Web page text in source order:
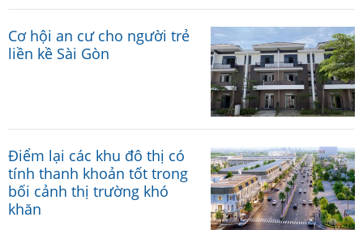
Cơ hội an cư cho người trẻ
liền kề Sài Gòn
Điểm lại các khu đô thị có
tính thanh khoản tốt trong
bối cảnh thị trường khó
khăn